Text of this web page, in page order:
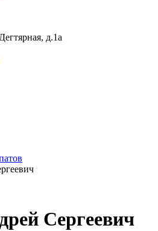
д.1а
Сергеевич